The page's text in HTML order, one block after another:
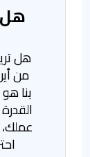
هل
هل
من
بنا